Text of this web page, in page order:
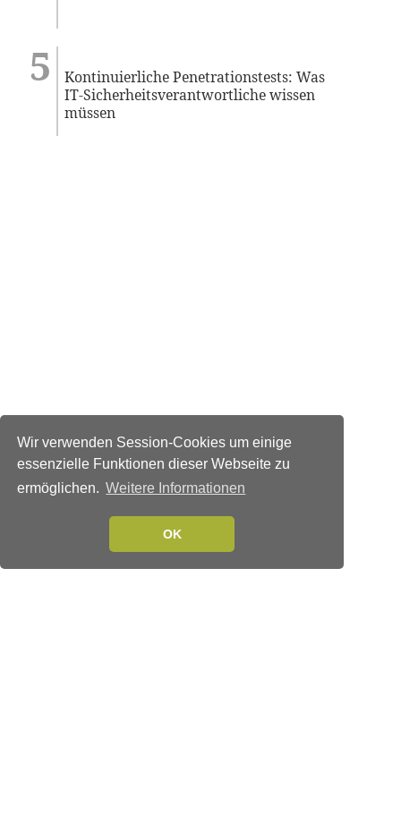
Wir verwenden Session-Cookies um einige
essenzielle Funktionen dieser Webseite zu
ermöglichen. Weitere Informationen
OK
Kontinuierliche Penetrationstests: Was
IT-Sicherheitsverantwortliche wissen
müssen